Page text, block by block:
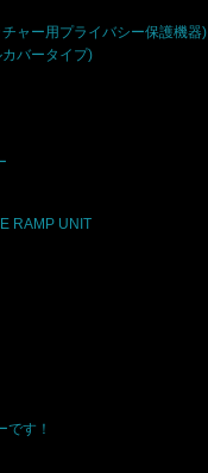
ャー用プライバシー保護機器)
バータイプ)
RAMP UNIT
です！